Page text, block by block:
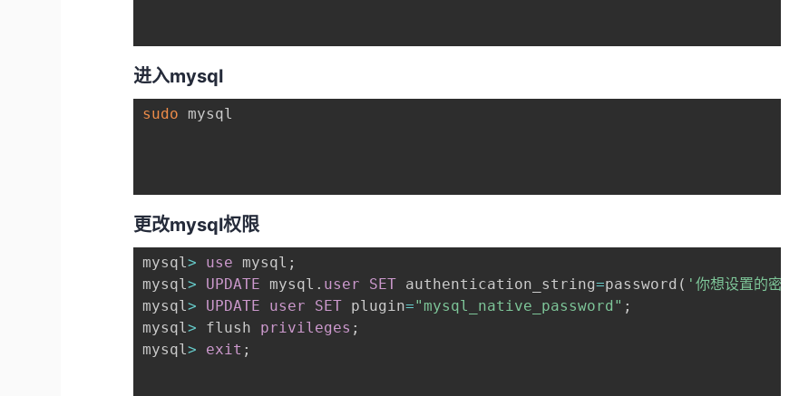
进入mysql
sudo mysql
更改mysql权限
mysql> use mysql ;
mysql> UPDATE mysql . user SET authentication_string=password ( '你想设置的密码'
mysql> UPDATE user SET plugin="mysql_native_password" ;
mysql> flush privileges ;
mysql> exit ;